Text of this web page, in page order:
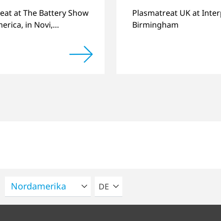
at The Battery Show
in Novi,
Surfaces
Plasmatreat UK at
Birmingham
BITTE WÄHLEN SIE EINE SPRACHE
DE